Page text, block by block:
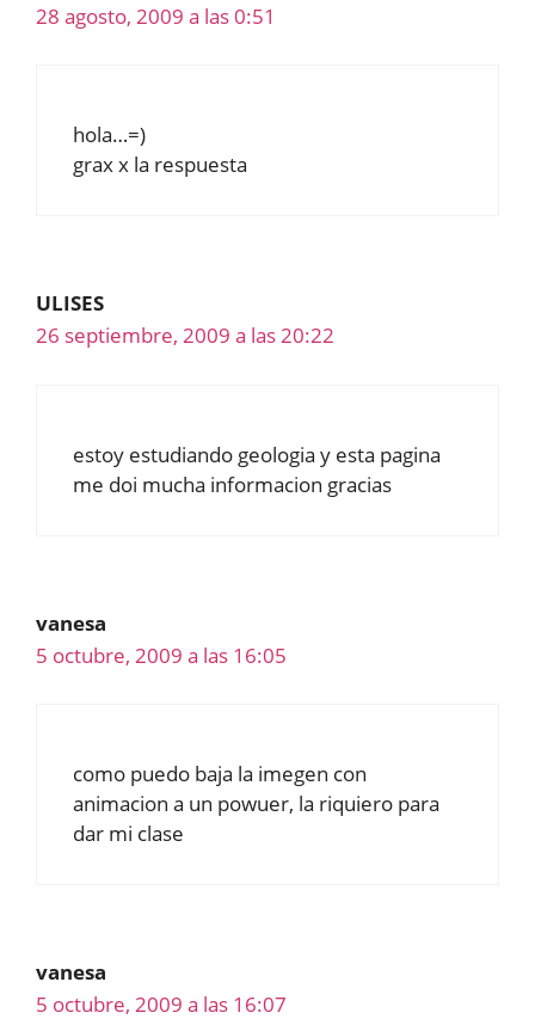
28 agosto, 2009 a las 0:51
hola…=)
grax x la respuesta
ULISES
26 septiembre, 2009 a las 20:22
estoy estudiando geologia y esta pagina
me doi mucha informacion gracias
vanesa
5 octubre, 2009 a las 16:05
como puedo baja la imegen con
animacion a un powuer, la riquiero para
dar mi clase
vanesa
5 octubre, 2009 a las 16:07